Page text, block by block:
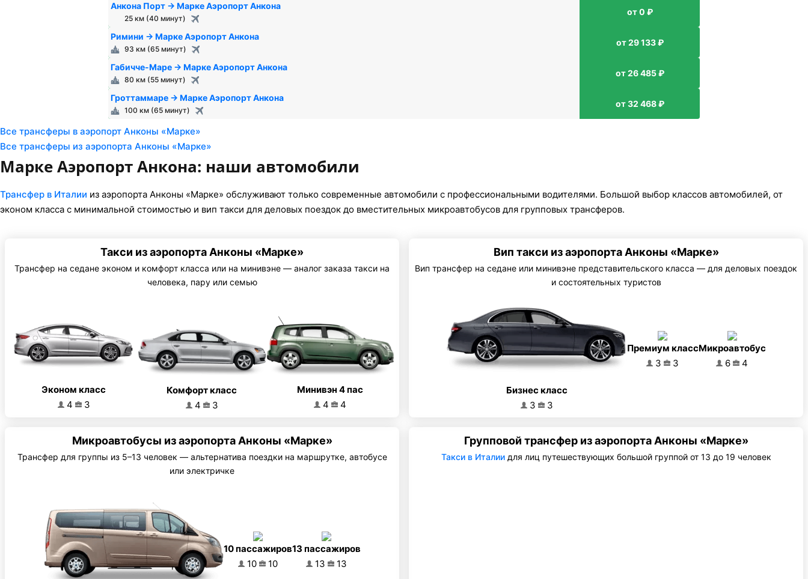
Анкона Порт → Марке Аэропорт Анкона
25 км (40 минут)
от 0 ₽
Римини → Марке Аэропорт Анкона
93 км (65 минут)
от 29 133 ₽
Габичче-Маре → Марке Аэропорт Анкона
80 км (55 минут)
от 26 485 ₽
Гроттаммаре → Марке Аэропорт Анкона
100 км (65 минут)
от 32 468 ₽
Все трансферы в аэропорт Анконы «Марке»
Все трансферы из аэропорта Анконы «Марке»
Марке Аэропорт Анкона: наши автомобили
Трансфер в Италии из аэропорта Анконы «Марке» обслуживают только современные автомобили с профессиональными водителями. Большой выбор классов автомобилей, от
эконом класса с минимальной стоимостью и вип такси для деловых поездок до вместительных микроавтобусов для групповых трансферов.
Такси из аэропорта Анконы «Марке»
Трансфер на седане эконом и комфорт класса или на минивэне — аналог заказа такси на
человека, пару или семью
Эконом класс
4
3
Комфорт класс
4
3
Минивэн 4 пас
4
4
Вип такси из аэропорта Анконы «Марке»
Вип трансфер на седане или минивэне представительского класса — для деловых поездок
и состоятельных туристов
Бизнес класс
3
3
Премиум класс
3
3
Микроавтобус
6
4
Микроавтобусы из аэропорта Анконы «Марке»
Трансфер для группы из 5–13 человек — альтернатива поездки на маршрутке, автобусе
или электричке
10 пассажиров
10
10
13 пассажиров
13
13
Групповой трансфер из аэропорта Анконы «Марке»
Такси в Италиидля лиц путешествующих большой группой от 13 до 19 человек